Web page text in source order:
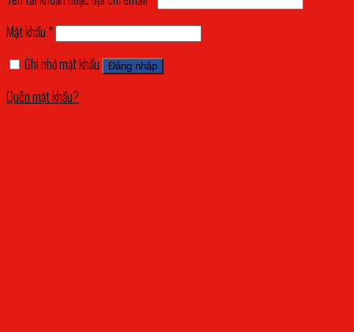
Mật khẩu *
Ghi nhớ mật khẩu
Đăng nhập
Quên mật khẩu?